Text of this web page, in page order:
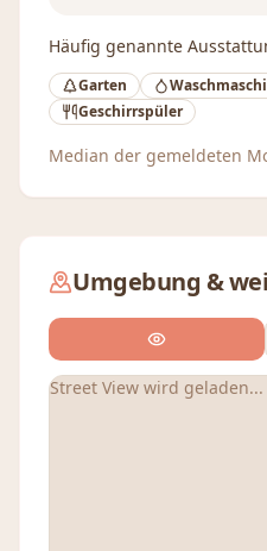
Häufig genannte
Garten
Geschirrspüler
Median der gemeldeten
Umgebung &
Street View wird geladen...